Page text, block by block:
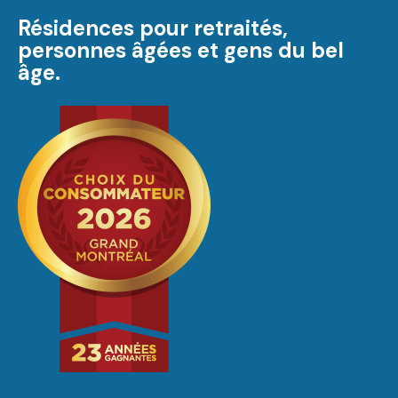
Résidences pour retraités,
personnes âgées et gens du bel
âge.